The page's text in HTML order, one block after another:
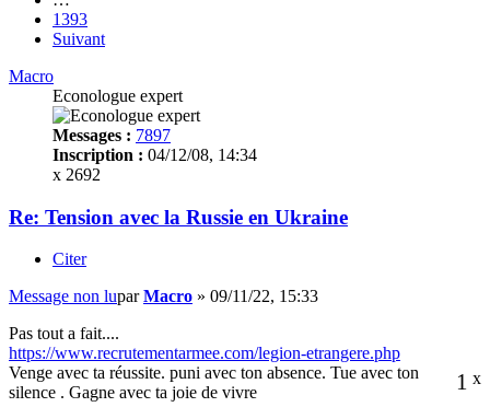
1393
Suivant
Macro
Econologue expert
Messages : 7897
Inscription : 04/12/08, 14:34
x 2692
Re: Tension avec la Russie en Ukraine
Citer
Message non luparMacro » 09/11/22, 15:33
Pas tout a fait....
https://www.recrutementarmee.com/legion-etrangere.php
1 x
Venge avec ta réussite. puni avec ton absence. Tue avec ton
silence . Gagne avec ta joie de vivre